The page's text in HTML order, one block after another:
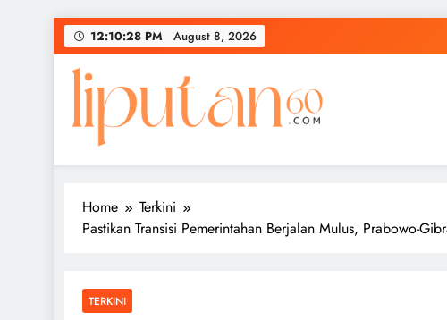
Skip
to
content
12:10:29 PM August 8, 2026
Home
Terkini
Pastikan Transisi Pemerintahan Berjalan Mulus, Prabowo-
TERKINI